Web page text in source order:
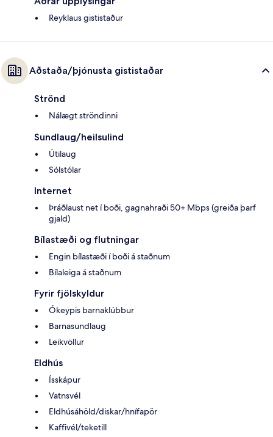
Reyklaus gististaður
Aðstaða/þjónusta gististaðar
Strönd
Nálægt ströndinni
Sundlaug/heilsulind
Útilaug
Sólstólar
Internet
Þráðlaust net í boði, gagnahraði 50+ Mbps (greiða þarf
gjald)
Bílastæði og flutningar
Engin bílastæði í boði á staðnum
Bílaleiga á staðnum
Fyrir fjölskyldur
Ókeypis barnaklúbbur
Barnasundlaug
Leikvöllur
Eldhús
Ísskápur
Vatnsvél
Eldhúsáhöld/diskar/hnífapör
Kaffivél/teketill